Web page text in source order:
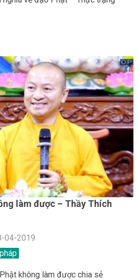
làm được – Thầy Thích
04-2019
không làm được chia sẻ